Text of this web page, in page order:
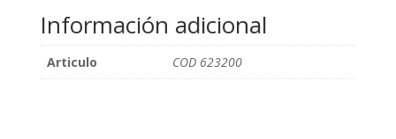
cartón
402C1
cantidad
Información adicional
Articulo COD 623200